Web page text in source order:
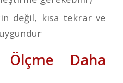
değil, kısa tekrar ve
Daha